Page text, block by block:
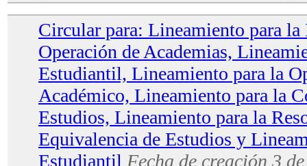
Circular para: Lineamiento para
Operación de Academias,
Estudiantil, Lineamiento para la
Académico, Lineamiento para la
Estudios, Lineamiento para la
Equivalencia de Estudios y
Estudiantil Fecha de creación 3